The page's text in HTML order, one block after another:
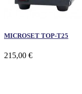
MICROSET TOP-T25
215,00 €